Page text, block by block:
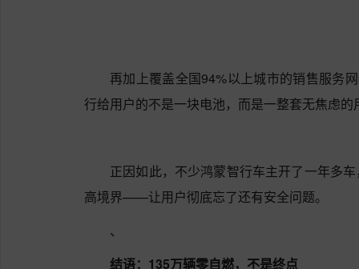
再加上覆盖全国94%以上城市的销售服务
行给用户的不是一块电池，而是一整套无焦虑的
正因如此，不少鸿蒙智行车主开了一年多
高境界——让用户彻底忘了还有安全问题。
、